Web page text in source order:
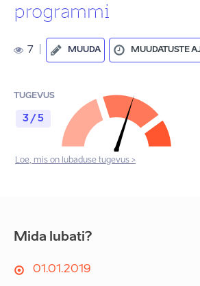
programmi
7 MUUDA MUUDATUSTE
TUGEVUS
3 / 5
Loe, mis on lubaduse tugevus >
Mida lubati?
01.01.2019